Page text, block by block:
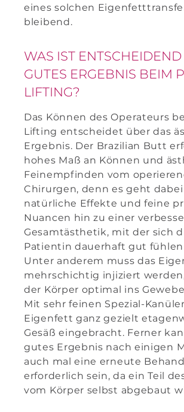
eines solchen
bleibend.
WAS IST
GUTES ERGEBNIS BEIM
LIFTING?
Das Können des Operateurs
Lifting entscheidet über das
Ergebnis. Der Brazilian Butt
hohes Maß an Können und
Feinempfinden vom
Chirurgen, denn es geht
natürliche Effekte und feine
Nuancen hin zu einer
Gesamtästhetik, mit der sich
Patientin dauerhaft gut
Unter anderem muss das
mehrschichtig injiziert
der Körper optimal ins
Mit sehr feinen Spezial-
Eigenfett ganz gezielt
Gesäß eingebracht. Ferner
gutes Ergebnis nach einigen
auch mal eine erneute
erforderlich sein, da ein Teil
vom Körper selbst abgebaut